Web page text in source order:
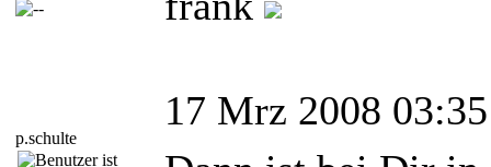
p.schulte
17 Mrz 2008 03:35